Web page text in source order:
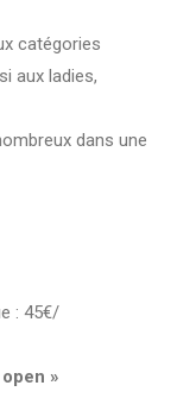
catégories
aux ladies,
dans une
: 45€/
»